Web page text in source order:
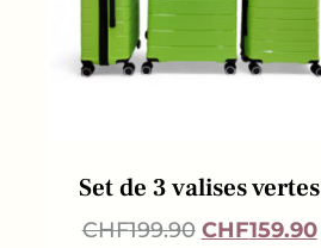
Set de 3 valises vertes
CHF199.90 CHF159.90